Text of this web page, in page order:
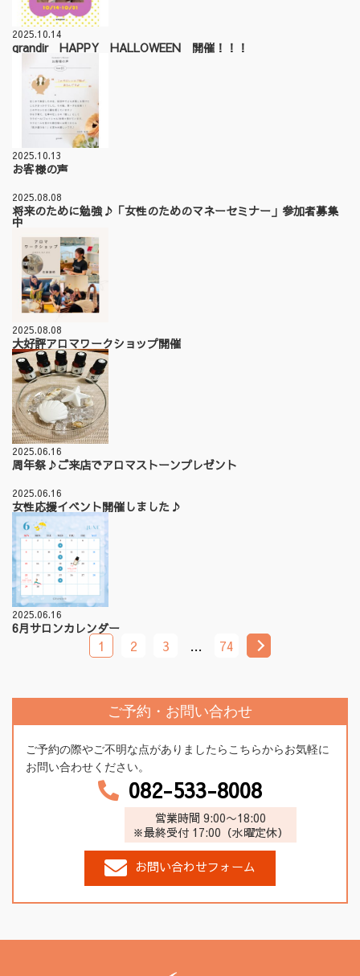
2025.10.14
grandir HAPPY HALLOWEEN 開催！！！
2025.10.13
お客様の声
2025.08.08
将来のために勉強♪「女性のためのマネーセミナー」参加者募集
中
2025.08.08
大好評アロマワークショップ開催
2025.06.16
周年祭♪ご来店でアロマストーンプレゼント
2025.06.16
女性応援イベント開催しました♪
2025.06.16
6月サロンカレンダー
1 2 3 … 74
ご予約・お問い合わせ
ご予約の際やご不明な点がありましたらこちらからお気軽に
お問い合わせください。
082-533-8008
営業時間 9:00〜18:00
※最終受付 17:00（水曜定休）
お問い合わせフォーム